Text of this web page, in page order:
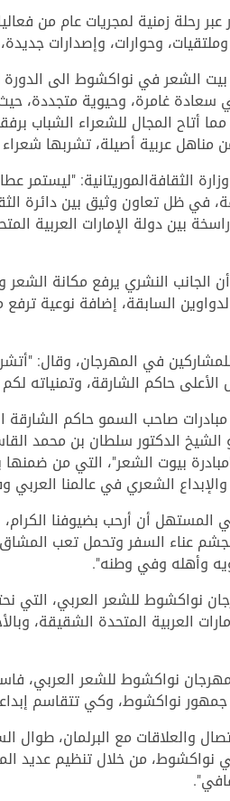
وحوارات، وإصدارات
الشعر في نواكشوط الى الدورة
سعادة غامرة، وحيوية متجددة،
أتاح المجال للشعراء الشباب
مناهل عربية أصيلة، تشربها
الثقافةالموريتانية:
في ظل تعاون وثيق بين دائرة
بين دولة الإمارات العربية
النشري يرفع مكانة
السابقة، إضافة نوعية
في المهرجان، وقال:
حاكم الشارقة، وتمنياته لكم
صاحب السمو حاكم الشارقة
الدكتور سلطان بن محمد
بيوت الشعر"، التي من
الشعري في عالمنا العربي
أن أرحب بضيوفنا
عناء السفر وتحمل تعب المشاق
وأهله وفي وطنه".
نواكشوط للشعر العربي، التي
العربية المتحدة الشقيقة،
نواكشوط للشعر العربي،
نواكشوط، وكي تتقاسم
والعلاقات مع البرلمان، طوال
من خلال تنظيم عديد